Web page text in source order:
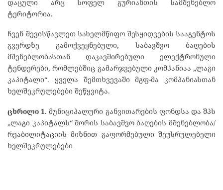
დაცული არც სოფელ გურიანთის სამშენებლო
ტერიტორია.
ჩვენ შევისწავლეთ სახელმწიფო შესყიდვების სააგენტოს
გვერდზე გამოქვეყნებული, საბავშვო ბაღების
მშენებლობასთან დაკავშირებული ელექტრონული
ტენდერები, რომლებშიც გამარჯვებული კომპანიაა „ლაგი
კაპიტალი“. ყველა შემთხვევაში მგფ-მა კომპანიასთან
ხელშეკრულებები შეწყვიტა.
ცხრილი 1. მუნიციპალური განვითარების ფონდსა და შპს
„ლაგი კაპიტალს“ შორის საბავშვო ბაღების მშენებლობა/
რეაბილიტაციის მიზნით გაფორმებული შეუსრულებელი
ხელშეკრულებები